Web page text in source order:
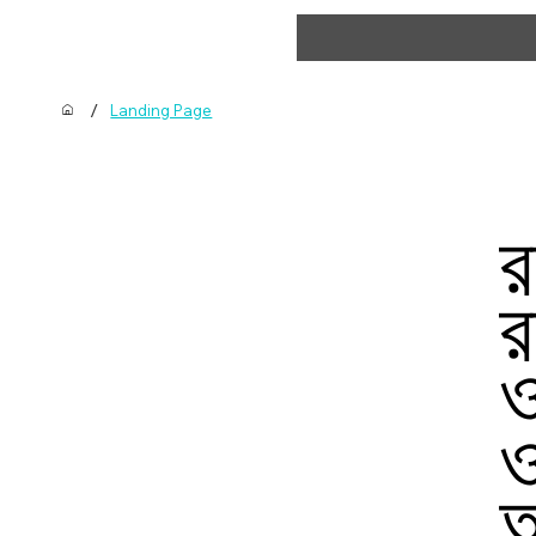
/ Landing Page